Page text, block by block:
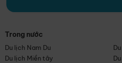
Trong nước
Du lịch Nam Du
Du lịch Miền tây